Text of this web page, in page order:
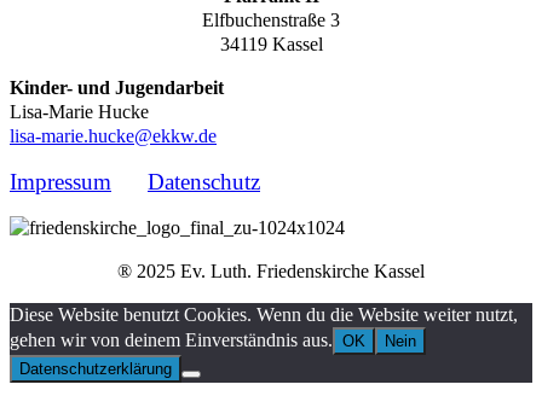
Elfbuchenstraße 3
34119 Kassel
Kinder- und Jugendarbeit
Lisa-Marie Hucke
lisa-marie.hucke@ekkw.de
Impressum Datenschutz
® 2025 Ev. Luth. Friedenskirche Kassel
Diese Website benutzt Cookies. Wenn du die Website weiter nutzt,
gehen wir von deinem Einverständnis aus. OK
Nein
Datenschutzerklärung